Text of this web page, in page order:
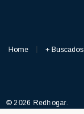
d
r
Home + Buscados
© 2026 Redhogar.